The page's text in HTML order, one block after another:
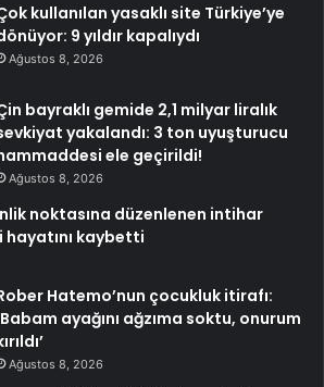
kullanılan yasaklı site Türkiye’ye
9 yıldır kapalıydı
Ağustos 8, 2026
bayraklı gemide 2,1 milyar liralık
yakalandı: 3 ton uyuşturucu
ele geçirildi!
Ağustos 8, 2026
noktasına düzenlenen intihar
hayatını kaybetti
Hatemo’nun çocukluk itirafı:
ayağını ağzıma soktu, onurum
Ağustos 8, 2026